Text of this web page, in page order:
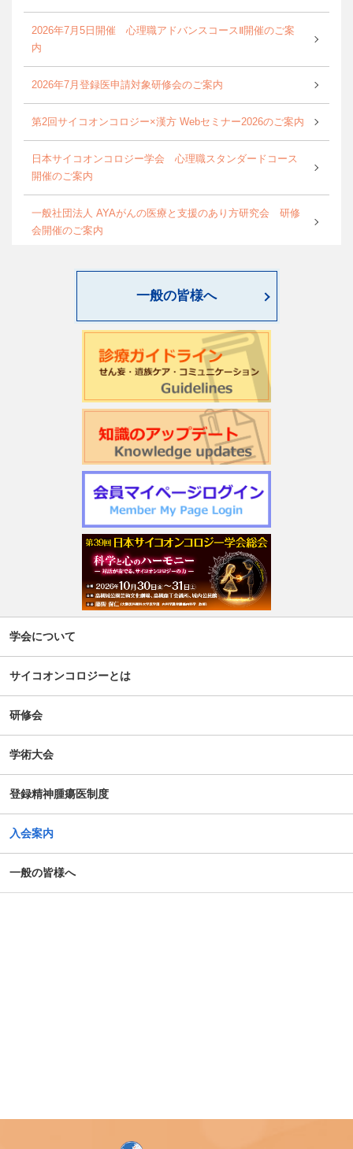
2026年7月5日開催 心理職アドバンスコースⅡ開催のご案
内
2026年7月登録医申請対象研修会のご案内
第2回サイコオンコロジー×漢方 Webセミナー2026のご案内
日本サイコオンコロジー学会 心理職スタンダードコース
開催のご案内
一般社団法人 AYAがんの医療と支援のあり方研究会 研修
会開催のご案内
第4回緩和臨床研究ワークショップのご案内
日本サイコオンコロジー学会「がん領域における認知行動
療法：基本スキル演習」研修会のご案内
2026年度学会開催CSTについて更新しました
第22回日本仏教看護・ビハーラ学会開催のお知らせ
第1回サイコオンコロジー×漢方 Webセミナー2026のご案内
令和7年度 日本がん相談研究会 第2回研修会開催のお知ら
週刊現代(3月2日号)精神腫瘍科特集記事について
「第5回せん妄対応プログラム研修会」開催について
【新旧対照表訂正】「がん等の診療に携わる医師等に対す
ついて
のための公開シンポジウム-開催のお知らせ
がん患者の抱えるアピアランス問題への心理社会的支援の
ための研修会（2025年度）
第14回日本がん相談研究会年次大会・プレセミナー
第39回大会 演題カテゴリー速報のお知らせ（重要）
一般の皆様へ
学会について
サイコオンコロジーとは
研修会
学術大会
登録精神腫瘍医制度
入会案内
一般の皆様へ